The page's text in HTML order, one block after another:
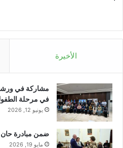
الأخيرة
مشاركة في
في مرحلة
يونيو 12, 2026
ضمن مبادرة حان
مايو 19, 2026